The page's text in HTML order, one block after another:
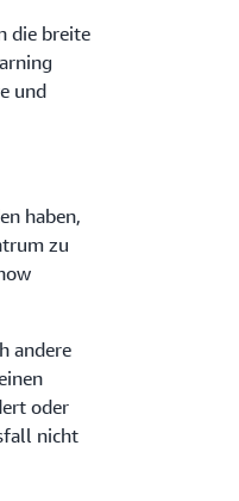
die breite
und
haben,
zu
andere
oder
nicht